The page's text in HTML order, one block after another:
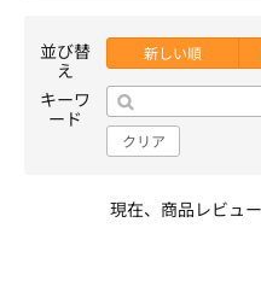
並び替
え
新しい順
キーワ
ード
クリア
現在、商品レビュ